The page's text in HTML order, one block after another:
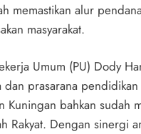
memastikan alur
masyarakat.
Umum (PU) Dody
prasarana
bahkan sudah
Rakyat. Dengan sinergi